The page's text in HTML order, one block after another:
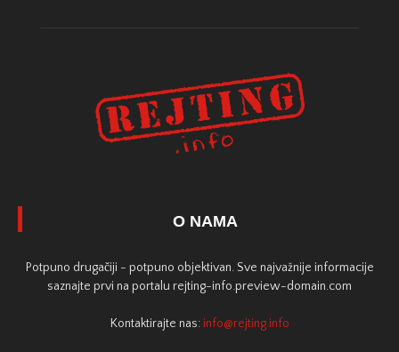
O NAMA
Potpuno drugačiji - potpuno objektivan. Sve najvažnije informacije
saznajte prvi na portalu rejting-info.preview-domain.com
Kontaktirajte nas: info@rejting.info